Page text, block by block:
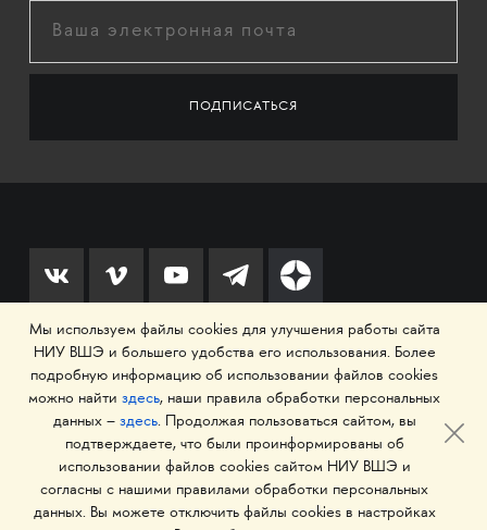
© 1993–2026 Национальный исследовательский
университет «Высшая школа экономики»
Мы используем файлы cookies для улучшения работы сайта
НИУ ВШЭ и большего удобства его использования. Более
подробную информацию об использовании файлов cookies
можно найти здесь, наши правила обработки персональных
данных – здесь. Продолжая пользоваться сайтом, вы
подтверждаете, что были проинформированы об
использовании файлов cookies сайтом НИУ ВШЭ и
согласны с нашими правилами обработки персональных
данных. Вы можете отключить файлы cookies в настройках